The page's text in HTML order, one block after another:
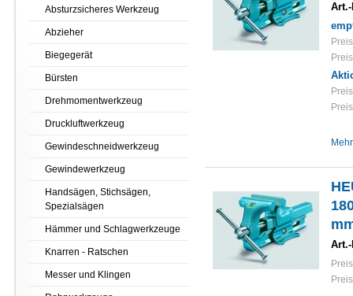
Art.-
Art.-
Absturzsicheres Werkzeug
Abzieher
Biegegerät
Bürsten
Drehmomentwerkzeug
Druckluftwerkzeug
Gewindeschneidwerkzeug
Gewindewerkzeug
Handsägen, Stichsägen,
Spezialsägen
Hämmer und Schlagwerkzeuge
Knarren - Ratschen
Messer und Klingen